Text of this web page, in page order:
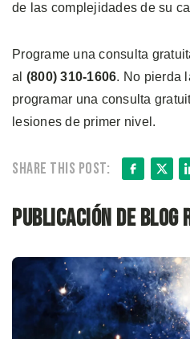
de las complejidades de su
Programe una consulta
al (800) 310-1606. No pierda
programar una consulta
lesiones de primer nivel.
Share this post: X
Publicación de blog